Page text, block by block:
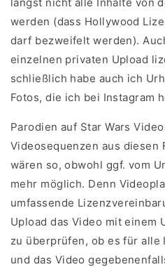
werden (dass Hollywood
darf bezweifelt werden).
einzelnen privaten Upload
schließlich habe auch ich
Fotos, die ich bei Instagram
Parodien auf Star Wars
Videosequenzen aus diesen
wären so, obwohl ggf. vom
mehr möglich. Denn
umfassende
Upload das Video mit einem
zu überprüfen, ob es für alle
und das Video